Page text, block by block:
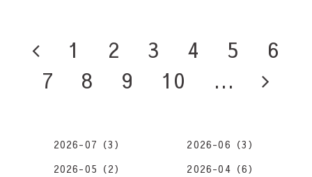
1 2 3 4 5
6
7
8 9 10 ...
2026-07（3）
2026-06（3）
2026-05（2）
2026-04（6）